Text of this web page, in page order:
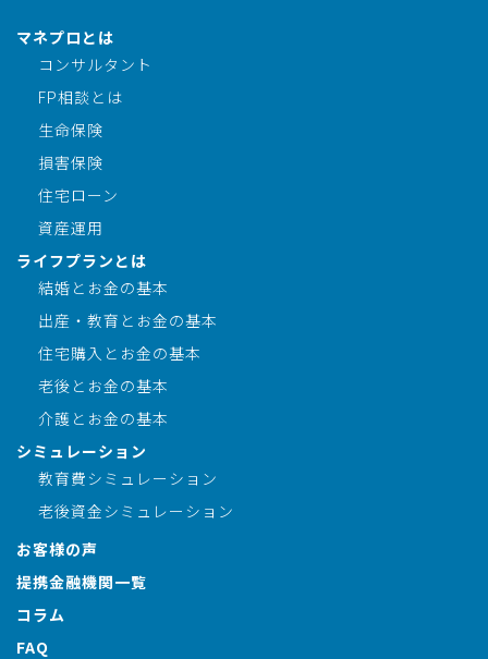
マネプロとは
コンサルタント
FP相談とは
生命保険
損害保険
住宅ローン
資産運用
ライフプランとは
結婚とお金の基本
出産・教育とお金の基本
住宅購入とお金の基本
老後とお金の基本
介護とお金の基本
シミュレーション
教育費シミュレーション
老後資金シミュレーション
お客様の声
提携金融機関一覧
コラム
FAQ